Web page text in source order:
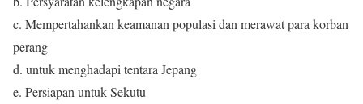
c. Mempertahankan keamanan populasi dan merawat para korban
perang
d. untuk menghadapi tentara Jepang
e. Persiapan untuk Sekutu